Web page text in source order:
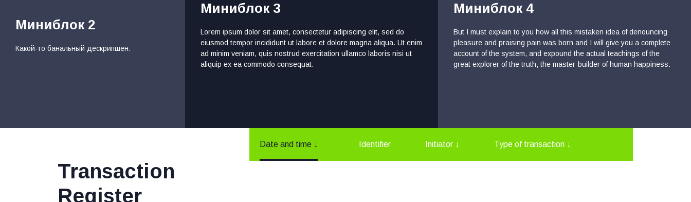
Миниблок 2
Какой-то банальный дескрипшен.
Миниблок 3
Lorem ipsum dolor sit amet, consectetur adipiscing elit, sed do
eiusmod tempor incididunt ut labore et dolore magna aliqua. Ut enim
ad minim veniam, quis nostrud exercitation ullamco laboris nisi ut
aliquip ex ea commodo consequat.
Миниблок 4
But I must explain to you how all this mistaken idea of denouncing
pleasure and praising pain was born and I will give you a complete
account of the system, and expound the actual teachings of the
great explorer of the truth, the master-builder of human happiness.
Transaction
Register
Date and time ↓ Identifier Initiator ↓ Type of transaction ↓